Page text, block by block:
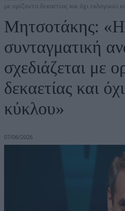
με ορίζοντα δεκαετίας και όχι εκλογικού
Μητσοτάκης: «Η
συνταγματική
σχεδιάζεται με
δεκαετίας και
κύκλου»
07/06/2026